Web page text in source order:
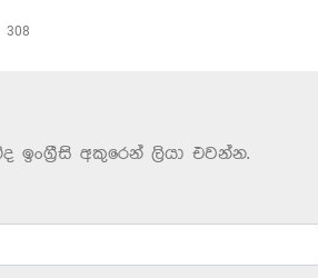
308
ඉංග්‍රීසි අකුරෙන් ලියා එවන්න.